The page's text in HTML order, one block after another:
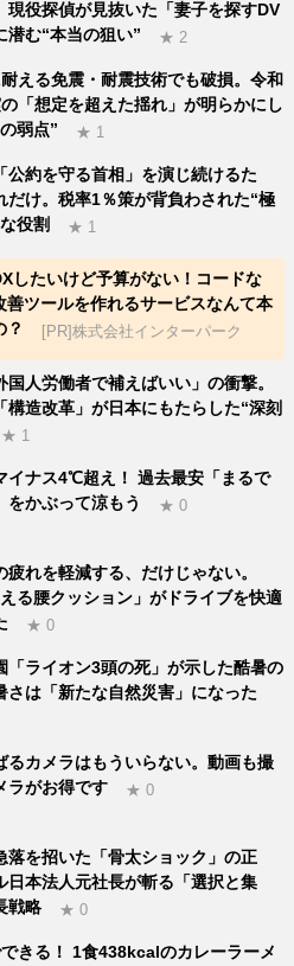
現役探偵が見抜いた「妻子を探すDV
潜む“本当の狙い”
★ 2
耐える免震・耐震技術でも破損。令和
「想定を超えた揺れ」が明らかにし
弱点”
★ 1
公約を守る首相」を演じ続けるた
だけ。税率1％策が背負わされた“極
役割
★ 1
したいけど予算がない！コードな
善ツールを作れるサービスなんて本
？
[PR]株式会社インターパーク
国人労働者で補えばいい」の衝撃。
構造改革」が日本にもたらした“深刻
★ 1
イナス4℃超え！ 過去最安「まるで
をかぶって涼もう
★ 0
疲れを軽減する、だけじゃない。
える腰クッション」がドライブを快適
★ 0
「ライオン3頭の死」が示した酷暑の
さは「新たな自然災害」になった
るカメラはもういらない。動画も撮
ラがお得です
★ 0
落を招いた「骨太ショック」の正
日本法人元社長が斬る「選択と集
戦略
★ 0
きる！ 1食438kcalのカレーラーメ